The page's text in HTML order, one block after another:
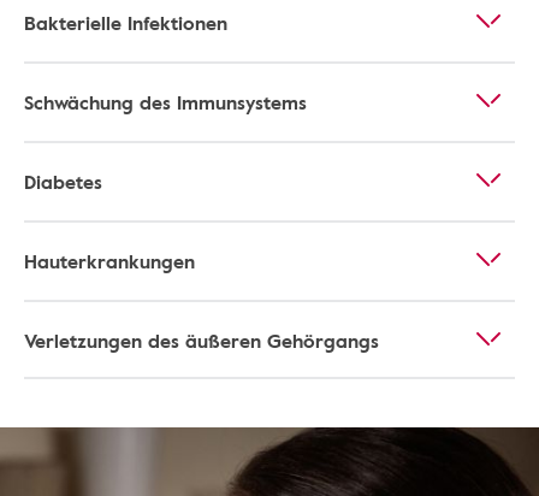
Bakterielle Infektionen
Schwächung des Immunsystems
Diabetes
Hauterkrankungen
Verletzungen des äußeren Gehörgangs